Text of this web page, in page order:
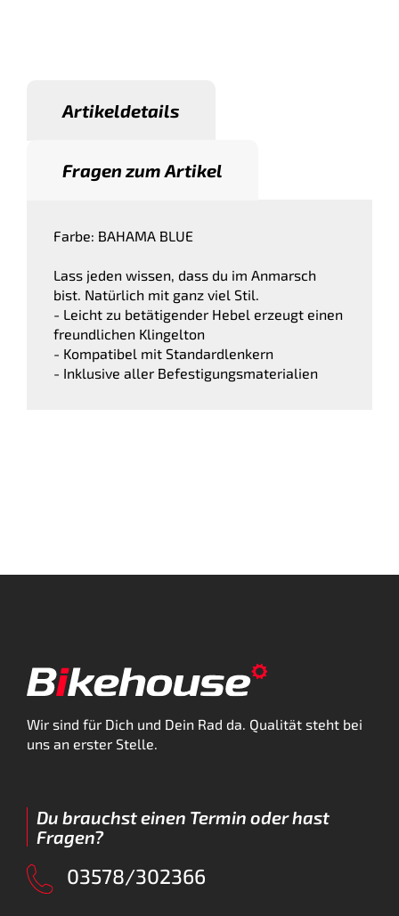
Artikeldetails
Fragen zum Artikel
Farbe: BAHAMA BLUE
Lass jeden wissen, dass du im Anmarsch
bist. Natürlich mit ganz viel Stil.
- Leicht zu betätigender Hebel erzeugt einen
freundlichen Klingelton
- Kompatibel mit Standardlenkern
- Inklusive aller Befestigungsmaterialien
Wir sind für Dich und Dein Rad da. Qualität steht bei
uns an erster Stelle.
Du brauchst einen Termin oder hast
Fragen?
03578/302366